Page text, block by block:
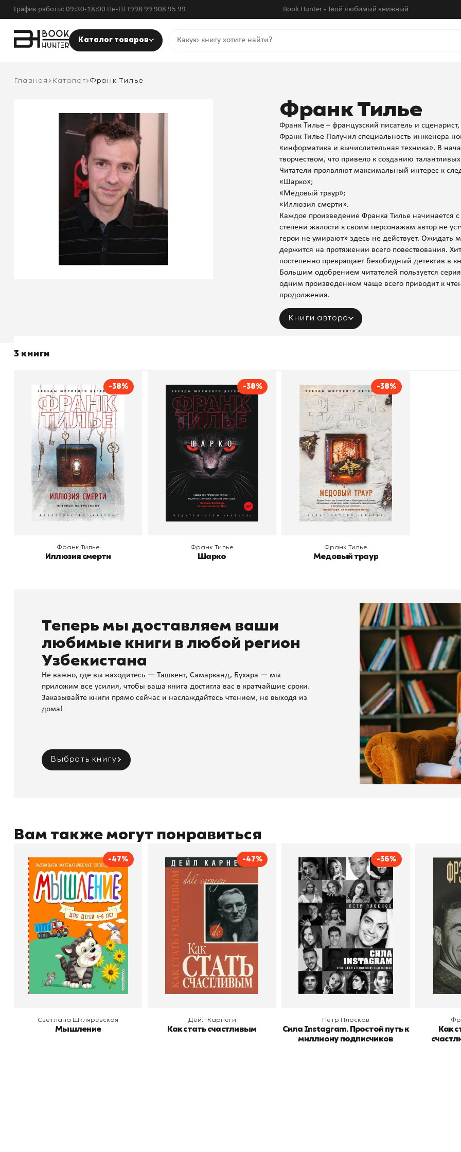
График работы: 09:30-18:00 Пн-ПТ+998 99 908 95 99 Book Hunter - Твой любимый книжный
Каталог товаров
Главная Каталог Франк Тилье
Франк Тилье
Франк Тилье – французский писатель и
Франк Тилье Получил специальность инженера
«информатика и вычислительная техника». В
творчеством, что привело к созданию
Читатели проявляют максимальный интерес к
«Шарко»;
«Медовый траур»;
«Иллюзия смерти».
Каждое произведение Франка Тилье начинается
степени жалости к своим персонажам автор не
герои не умирают» здесь не действует. Ожидать
держится на протяжении всего повествования.
постепенно превращает безобидный детектив в
Большим одобрением читателей пользуется
одним произведением чаще всего приводит к
продолжения.
Книги автора
3 книги
-38%
Иллюзия смерти
Автор
Франк Тилье
Издательство
Азбука
В корзину
Франк Тилье
Иллюзия смерти
-38%
Шарко
Франк Тилье
Издательство
В корзину
Франк Тилье
Шарко
-38%
Медовый траур
Автор
Франк Тилье
Издательство
Азбука
В корзину
Франк Тилье
Медовый траур
Теперь мы доставляем ваши
любимые книги в любой регион
Узбекистана
Не важно, где вы находитесь — Ташкент, Самарканд, Бухара — мы
приложим все усилия, чтобы ваша книга достигла вас в кратчайшие сроки.
Заказывайте книги прямо сейчас и наслаждайтесь чтением, не выходя из
дома!
Выбрать книгу
Вам также могут понравиться
-47%
Мышление
Автор
Светлана Шкляревская
Издательство
Эксмодетство
В корзину
Светлана Шкляревская
Мышление
-47%
Как стать счастливым
Автор
Дейл Карнеги
Издательство
Попурри, Минск
В корзину
Дейл Карнеги
Как стать счастливым
-36%
Сила Instagram. Простой
путь к миллиону
подписчиков
Автор
Петр Плосков
Издательство
Бомбора
В корзину
Петр Плосков
Сила Instagram. Простой путь к
миллиону подписчиков
Как
В
Как